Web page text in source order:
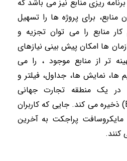
ریزی منابع نیز می باشد که
منابع، برای پروژه ها را تسهیل
منابع را می توان تجزیه و
ها امکان پیش بینی نیازهای
تر از منابع موجود ، را می
ها، نمایش ها، جداول، فیلتر و
در یک منطقه تجارت جهانی
) ذخیره می کند. جایی که کاربران
مایکروسافت پراجکت به آخرین
کنند.